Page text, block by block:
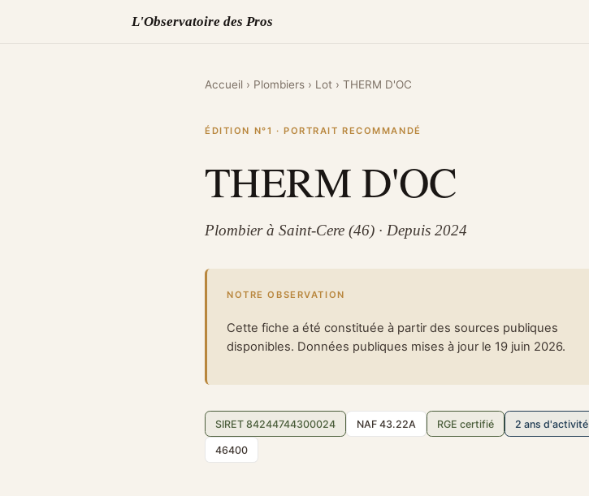
L'Observatoire des Pros
Accueil › Plombiers › Lot › THERM D'OC
ÉDITION N°1 · PORTRAIT RECOMMANDÉ
THERM D'OC
Plombier à Saint-Cere (46) · Depuis 2024
NOTRE OBSERVATION
Cette fiche a été constituée à partir des sources publiques
disponibles. Données publiques mises à jour le 19 juin 2026.
SIRET 84244744300024 NAF 43.22A RGE certifié 2 ans d'activité
46400